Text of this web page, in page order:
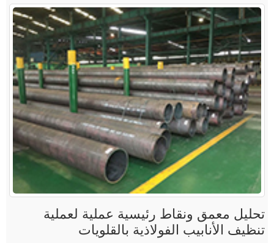
تحليل معمق ونقاط رئيسية عملية لعملية
تنظيف الأنابيب الفولاذية بالقلويات